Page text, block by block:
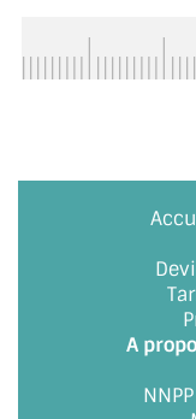
LES FIXATIONS
CONNECTEURS
PLATS ET
LES
BOUTONS ET
A